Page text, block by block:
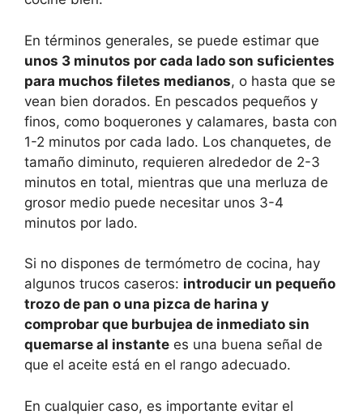
En términos generales, se puede estimar que
unos 3 minutos por cada lado son suficientes
para muchos filetes medianos, o hasta que se
vean bien dorados. En pescados pequeños y
finos, como boquerones y calamares, basta con
1-2 minutos por cada lado. Los chanquetes, de
tamaño diminuto, requieren alrededor de 2-3
minutos en total, mientras que una merluza de
grosor medio puede necesitar unos 3-4
minutos por lado.
Si no dispones de termómetro de cocina, hay
algunos trucos caseros: introducir un pequeño
trozo de pan o una pizca de harina y
comprobar que burbujea de inmediato sin
quemarse al instante es una buena señal de
que el aceite está en el rango adecuado.
En cualquier caso, es importante evitar el